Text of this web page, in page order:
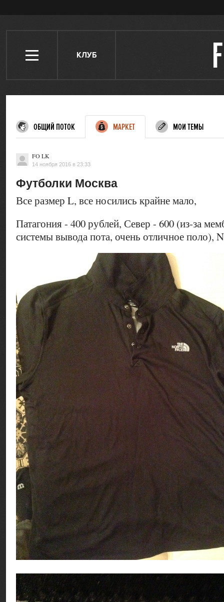
КЛУБ
ОБЩИЙ ПОТОК МАРКЕТ МОИ ТЕМЫ
FO LK
14 ноября 2016 в 23:33
Футболки Москва
Все размер L, все носились крайне мало,
Патагония - 400 рублей, Север - 600 (из-за
системы вывода пота, очень отличное поло),